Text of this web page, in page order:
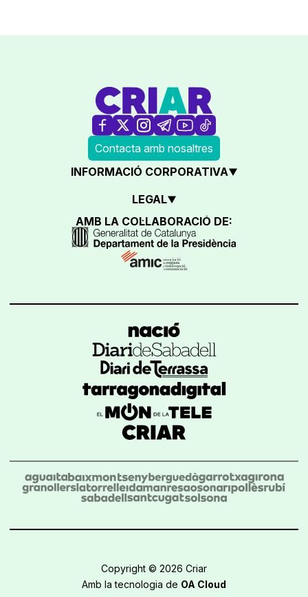
Contacta amb nosaltres
INFORMACIÓ CORPORATIVA
LEGAL
AMB LA COL·LABORACIÓ DE:
Copyright © 2026 Criar
Amb la tecnologia de OA Cloud